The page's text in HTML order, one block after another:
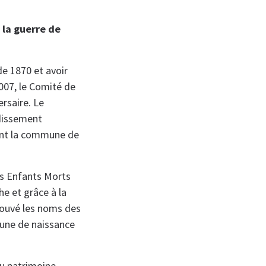
guerre de
1870 et avoir
le Comité de
Le
la commune de
Enfants Morts
et grâce à la
les noms des
de naissance